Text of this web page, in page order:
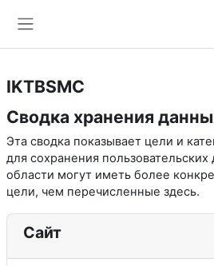
IKTBSMC
Сводка хранения
Эта сводка показывает цели и
для сохранения
области могут иметь более
цели, чем перечисленные здесь.
Сайт